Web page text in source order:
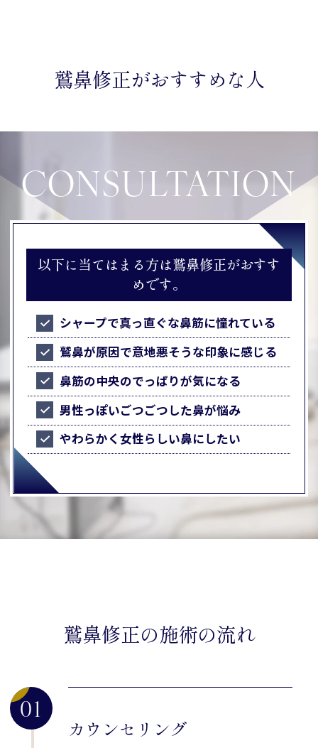
鷲鼻修正がおすすめな人
CONSULTATION
以下に当てはまる方は鷲鼻修正がおすす
めです。
シャープで真っ直ぐな鼻筋に憧れている
鷲鼻が原因で意地悪そうな印象に感じる
鼻筋の中央のでっぱりが気になる
男性っぽいごつごつした鼻が悩み
やわらかく女性らしい鼻にしたい
鷲鼻修正の施術の流れ
01
カウンセリング